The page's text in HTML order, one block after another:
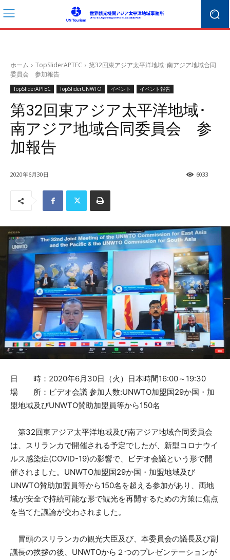
ホーム TopSliderAPTEC
第32回東アジア太平洋地域･南アジア地域合同
委員会 参加報告
TopSliderAPTEC TopSliderUNWTO イベント イベント報告
第32回東アジア太平洋地域･
南アジア地域合同委員会 参
加報告
2020年6月30日 6033
日 時：2020年6月30日（火）日本時間16:00～19:30
場 所：ビデオ会議 参加人数:UNWTO加盟国29か国・加
盟地域及びUNWTO賛助加盟員等から150名
第32回東アジア太平洋地域及び南アジア地域合同委員会
は、スリランカで開催される予定でしたが、新型コロナウイ
ルス感染症(COVID-19)の影響で、ビデオ会議という形で開
催されました。UNWTO加盟国29か国・加盟地域及び
UNWTO賛助加盟員等から150名を超える参加があり、両地
域が安全で持続可能な形で観光を再開するための方策に焦点
を当てた議論が交わされました。
冒頭のスリランカの観光大臣及び、本委員会の議長及び副
議長の挨拶の後、UNWTOから２つのプレゼンテーションが